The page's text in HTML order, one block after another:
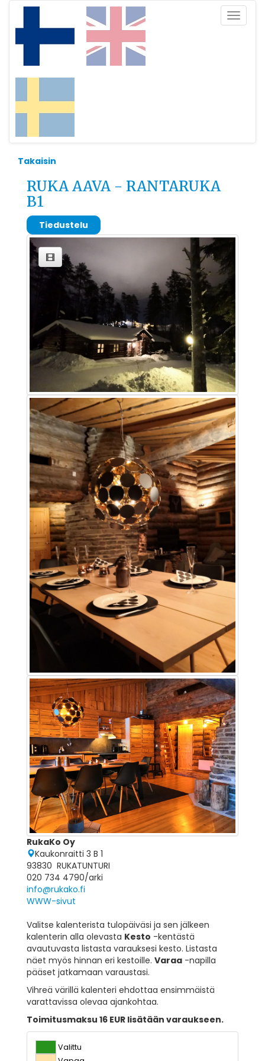
Toggle
Takaisin
RUKA AAVA - RANTARUKA
B1
RukaKo Oy
Kaukonraitti 3 B 1
93830 RUKATUNTURI
020 734 4790/arki
info@rukako.fi
WWW-sivut
Valitse kalenterista tulopäiväsi ja sen jälkeen
kalenterin alla olevasta Kesto -kentästä
avautuvasta listasta varauksesi kesto. Listasta
näet myös hinnan eri kestoille. Varaa -napilla
pääset jatkamaan varaustasi.
Vihreä värillä kalenteri ehdottaa ensimmäistä
varattavissa olevaa ajankohtaa.
Toimitusmaksu 16 EUR lisätään varaukseen.
Valittu